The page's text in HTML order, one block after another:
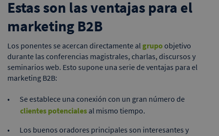
Estas son las ventajas para el
marketing B2B
Los ponentes se acercan directamente al grupoobjetivo
durante las conferencias magistrales, charlas, discursos y
seminarios web. Esto supone una serie de ventajas para el
marketing B2B:
Se establece una conexión con un gran número de
clientes potenciales al mismo tiempo.
Los buenos oradores principales son interesantes y